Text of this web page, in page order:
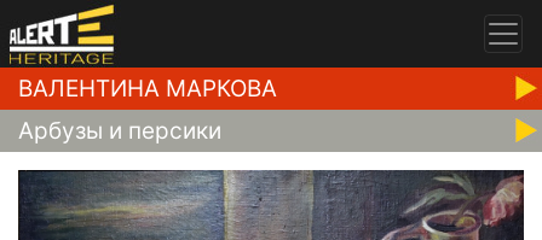
ВАЛЕНТИНА МАРКОВА
Арбузы и персики